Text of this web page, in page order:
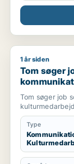
Tom søger job
1 år siden
Tom søger
Tom søger job
Type